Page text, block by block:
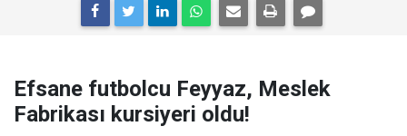
Efsane futbolcu Feyyaz, Meslek
Fabrikası kursiyeri oldu!